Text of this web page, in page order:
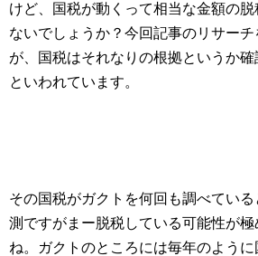
けど、国税が動くって相当な金額の
ないでしょうか？今回記事のリサー
が、国税はそれなりの根拠というか
といわれています。
その国税がガクトを何回も調べてい
測ですがまー脱税している可能性が極
ね。ガクトのところには毎年のよう